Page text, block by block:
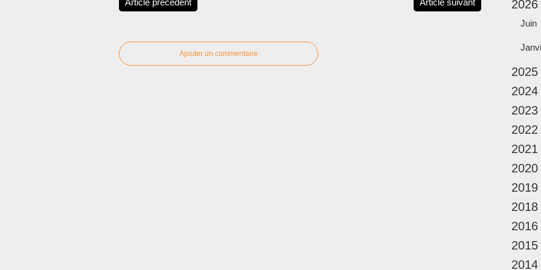
Article précédent Article suivant
Ajouter un commentaire
2026
Juin
2025
2024
2023
2022
2021
2020
2019
2018
2016
2015
2014